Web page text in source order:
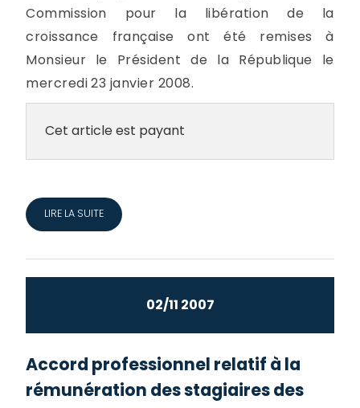
Commission pour la libération de la
croissance française ont été remises à
Monsieur le Président de la République le
mercredi 23 janvier 2008.
Cet article est payant
LIRE LA SUITE
02/11 2007
Accord professionnel relatif à la
rémunération des stagiaires des